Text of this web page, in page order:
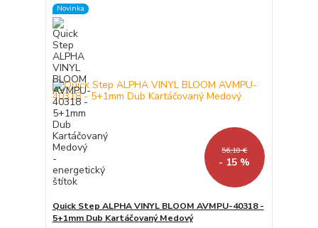
Novinka
56,10 €
- 15 %
Quick Step ALPHA VINYL BLOOM AVMPU-40318 -
5+1mm Dub Kartáčovaný Medový